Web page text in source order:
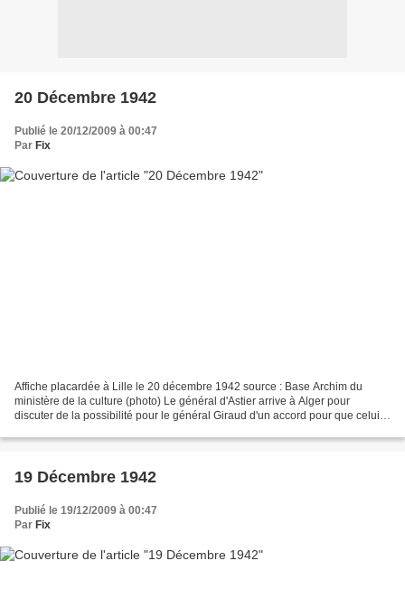
20 Décembre 1942
Publié le 20/12/2009 à 00:47
Par Fix
Affiche placardée à Lille le 20 décembre 1942 source : Base Archim du
ministère de la culture (photo) Le général d'Astier arrive à Alger pour
discuter de la possibilité pour le général Giraud d'un accord pour que celui-
19 Décembre 1942
Publié le 19/12/2009 à 00:47
Par Fix